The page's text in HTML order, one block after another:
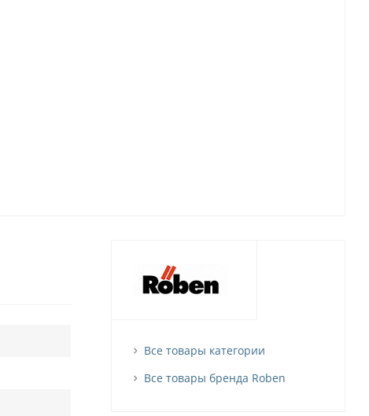
Все товары категории
Все товары бренда Roben